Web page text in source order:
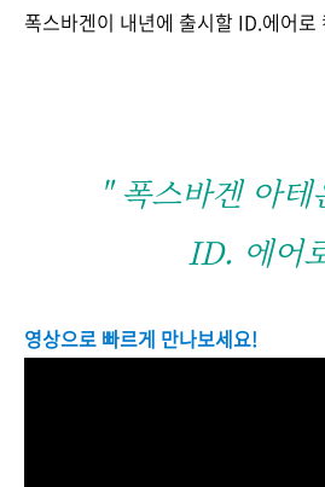
폭스바겐이 내년에 출시할 ID.에어
" 폭스바겐 아테
ID. 에어
영상으로 빠르게 만나보세요!